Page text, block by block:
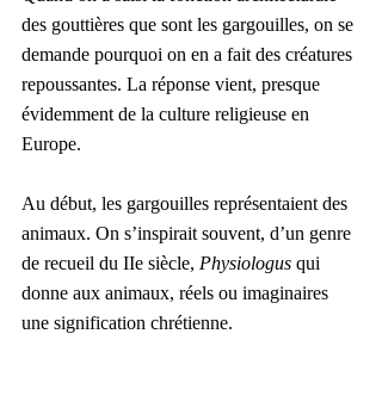
des gouttières que sont les gargouilles, on se
demande pourquoi on en a fait des créatures
repoussantes. La réponse vient, presque
évidemment de la culture religieuse en
Europe.
Au début, les gargouilles représentaient des
animaux. On s’inspirait souvent, d’un genre
de recueil du IIe siècle, Physiologus qui
donne aux animaux, réels ou imaginaires
une signification chrétienne.